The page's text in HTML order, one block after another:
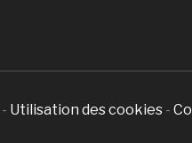
- Utilisation des cookies -